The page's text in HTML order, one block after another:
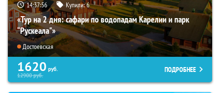
14:37:53 Купили:6
«Тур на 2 дня: сафари по водопадам Карелии и парк
“Рускеала"»
Достоевская
1620 руб.
12900руб.
ПОДРОБНЕЕ